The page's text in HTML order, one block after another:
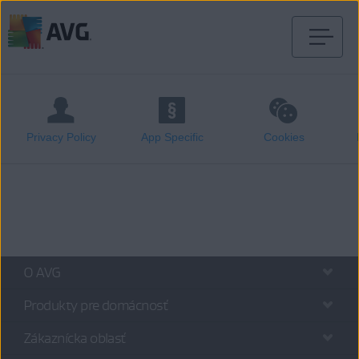
Privacy Policy App Specific Cookies
O AVG
Produkty pre domácnosť
Zákaznícka oblasť